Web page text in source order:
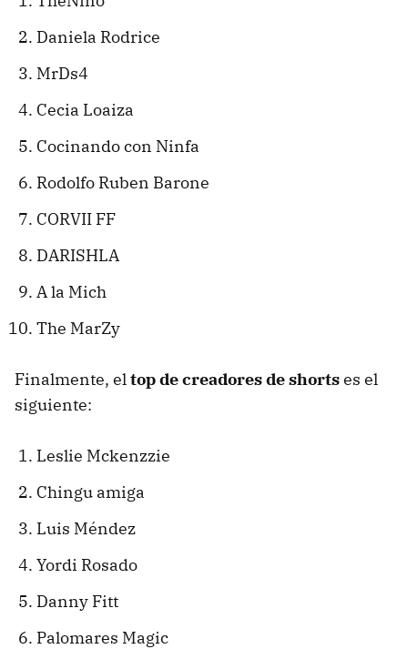
Daniela Rodrice
MrDs4
Cecia Loaiza
Cocinando con Ninfa
Rodolfo Ruben Barone
CORVII FF
DARISHLA
A la Mich
The MarZy
Finalmente, eltop de creadores de shortses el
siguiente:
Leslie Mckenzzie
Chingu amiga
Luis Méndez
Yordi Rosado
Danny Fitt
Palomares Magic